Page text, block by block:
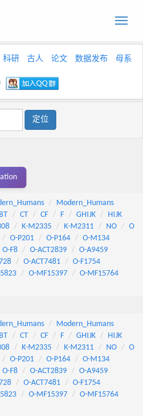
Toggle
科研 古人 论文 数据发布
母系
Modern_Humans
BT CT CF F GHIJK
HIJK
K-M2335 K-M2311 NO
O
O-P201 O-P164
O-M134
O-F8 O-ACT2839
O-A9459
O-ACT7481
O-F1754
O-MF15397
O-MF15764
Modern_Humans
BT CT CF F GHIJK
HIJK
K-M2335 K-M2311 NO
O
O-P201 O-P164
O-M134
O-F8 O-ACT2839
O-A9459
O-ACT7481
O-F1754
O-MF15397
O-MF15764